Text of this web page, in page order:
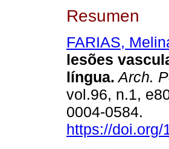
Resumen
FARIAS,
lesões
língua. Arch.
vol.96, n.1,
0004-0584.
https://doi.org/